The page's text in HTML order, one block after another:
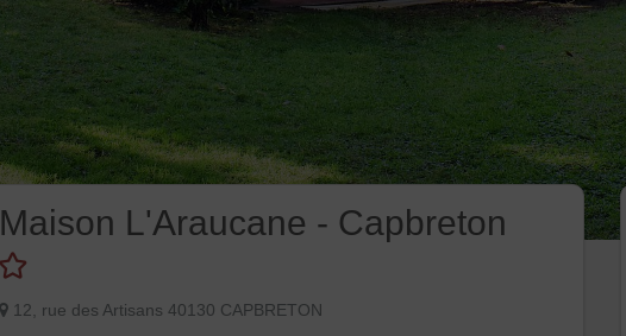
Maison L'Araucane - Capbreton
12, rue des Artisans 40130 CAPBRETON